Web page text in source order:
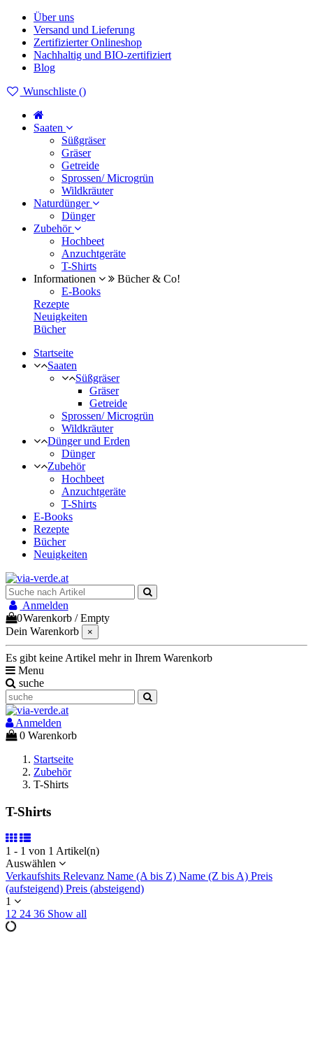
Über uns
Versand und Lieferung
Zertifizierter Onlineshop
Nachhaltig und BIO-zertifiziert
Blog
Wunschliste ()
Saaten
Süßgräser
Gräser
Getreide
Sprossen/ Microgrün
Wildkräuter
Naturdünger
Dünger
Zubehör
Hochbeet
Anzuchtgeräte
T-Shirts
Informationen
Bücher & Co!
E-Books
Rezepte
Neuigkeiten
Bücher
Startseite
Saaten
Süßgräser
Gräser
Getreide
Sprossen/ Microgrün
Wildkräuter
Dünger und Erden
Dünger
Zubehör
Hochbeet
Anzuchtgeräte
T-Shirts
E-Books
Rezepte
Bücher
Neuigkeiten
Anmelden
0Warenkorb /Empty
Dein Warenkorb
×
Es gibt keine Artikel mehr in Ihrem Warenkorb
Menu
suche
Anmelden
0 Warenkorb
Startseite
Zubehör
T-Shirts
T-Shirts
1 - 1 von 1 Artikel(n)
Auswählen
Verkaufshits Relevanz Name (A bis Z) Name (Z bis A) Preis
(aufsteigend) Preis (absteigend)
1
12 24 36 Show all